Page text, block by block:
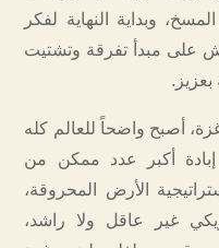
وبداية النهاية لفكر
على مبدأ تفرقة وتشتيت
أصبح واضحاً للعالم كله
إبادة أكبر عدد ممكن من
الأرض المحروقة،
غير عاقل ولا راشد،